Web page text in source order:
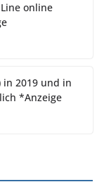
Line online
in 2019 und in
*Anzeige